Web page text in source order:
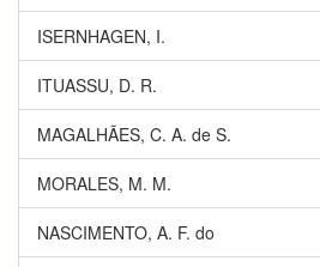
ISERNHAGEN, I.
ITUASSU, D. R.
MAGALHÃES, C. A. de S.
MORALES, M. M.
NASCIMENTO, A. F. do